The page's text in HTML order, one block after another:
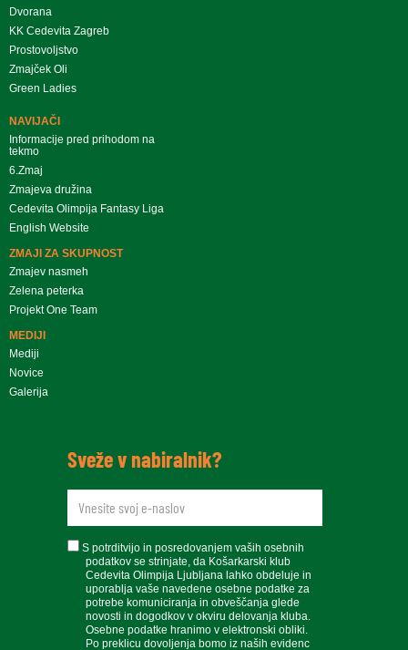
Dvorana
KK Cedevita Zagreb
Prostovoljstvo
Zmajček Oli
Green Ladies
NAVIJAČI
Informacije pred prihodom na
tekmo
6.Zmaj
Zmajeva družina
Cedevita Olimpija Fantasy Liga
English Website
ZMAJI ZA SKUPNOST
Zmajev nasmeh
Zelena peterka
Projekt One Team
MEDIJI
Mediji
Novice
Galerija
Sveže v nabiralnik?
newsletteremail
soglasje
S potrditvijo in posredovanjem vaših osebnih
podatkov se strinjate, da Košarkarski klub
Cedevita Olimpija Ljubljana lahko obdeluje in
uporablja vaše navedene osebne podatke za
potrebe komuniciranja in obveščanja glede
novosti in dogodkov v okviru delovanja kluba.
Osebne podatke hranimo v elektronski obliki.
Po preklicu dovoljenja bomo iz naših evidenc